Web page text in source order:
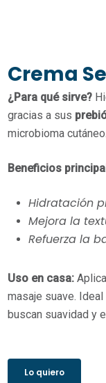
Crema
¿Para qué sirve?
gracias a sus
microbioma cutáneo.
Beneficios
Hidratación
Mejora la
Refuerza la
Uso en casa:Aplica
masaje suave.
buscan suavidad y
Lo quiero